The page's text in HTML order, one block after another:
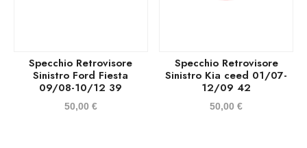
Specchio Retrovisore
Sinistro Ford Fiesta
09/08-10/12 39
50,00 €
Specchio Retrovisore
Sinistro Kia ceed 01/07-
12/09 42
50,00€